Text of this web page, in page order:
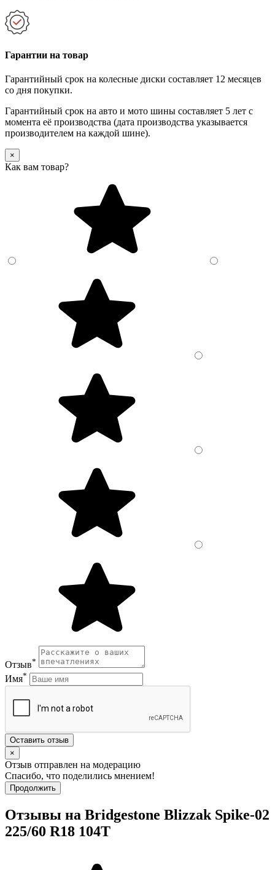
Гарантии на товар
Гарантийный срок на колесные диски составляет 12 месяцев
со дня покупки.
Гарантийный срок на авто и мото шины составляет 5 лет с
момента её производства (дата производства указывается
производителем на каждой шине).
×
Как вам товар?
Отзыв*
Имя*
Оставить отзыв
×
Отзыв отправлен на модерацию
Спасибо, что поделились мнением!
Продолжить
Отзывы на Bridgestone Blizzak Spike-02
225/60 R18 104T